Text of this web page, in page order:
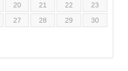
20 21 22
23
27 28 29
30